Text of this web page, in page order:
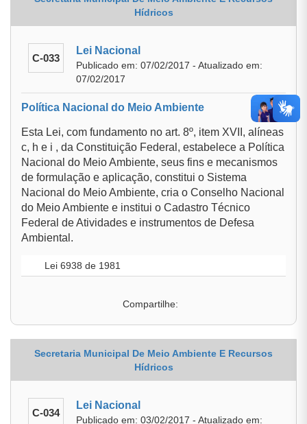
Hídricos
C-033
Lei Nacional
Publicado em: 07/02/2017 - Atualizado em:
07/02/2017
Política Nacional do Meio Ambiente
Esta Lei, com fundamento no art. 8º, item XVII, alíneas
c, h e i , da Constituição Federal, estabelece a Política
Nacional do Meio Ambiente, seus fins e mecanismos
de formulação e aplicação, constitui o Sistema
Nacional do Meio Ambiente, cria o Conselho Nacional
do Meio Ambiente e institui o Cadastro Técnico
Federal de Atividades e instrumentos de Defesa
Ambiental.
Lei 6938 de 1981
Compartilhe:
Secretaria Municipal De Meio Ambiente E Recursos
Hídricos
C-034
Lei Nacional
Publicado em: 03/02/2017 - Atualizado em: